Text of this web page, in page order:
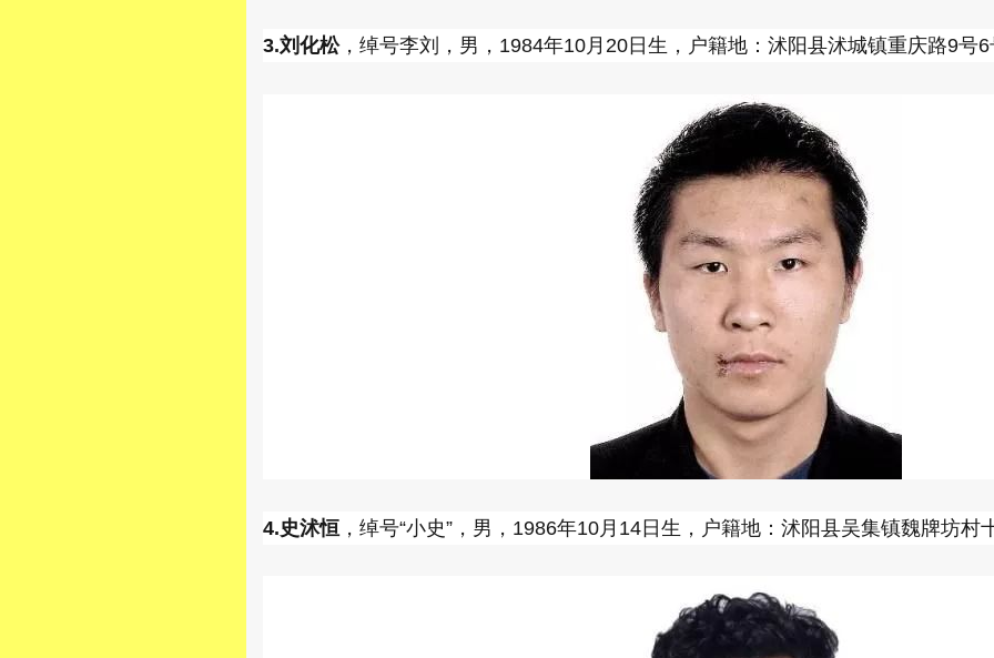
3.刘化松，绰号李刘，男，1984年10月20日生，户籍地：沭阳县沭城镇重庆路9号6
4.史沭恒 ，绰号“小史”，男，1986年10月14日生，户籍地：沭阳县吴集镇魏牌坊村